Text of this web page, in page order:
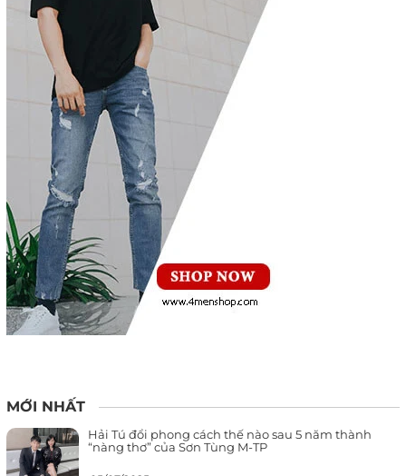
MỚI NHẤT
Hải Tú đổi phong cách thế nào sau 5 năm thành
“nàng thơ” của Sơn Tùng M-TP